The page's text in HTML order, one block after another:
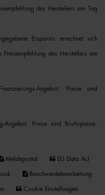
des Herstellers am Tag
Ersparnis errechnet sich
des Herstellers am
Angebot. Preise sind
Preise sind Bruttopreise.
Meldeportal EU Data Act
Beschwerdebearbeitung
Cookie Einstellungen